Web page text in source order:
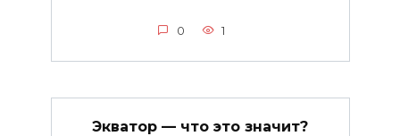
0 1
Экватор — что это значит?